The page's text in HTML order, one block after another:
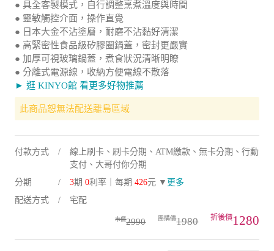
● 具全客製模式，自行調整烹煮溫度與時間
● 靈敏觸控介面，操作直覺
● 日本大金不沾塗層，耐磨不沾黏好清潔
● 高緊密性食品級矽膠圈鍋蓋，密封更嚴實
● 加厚可視玻璃鍋蓋，煮食狀況清晰明瞭
● 分離式電源線，收納方便電線不散落
► 逛 KINYO館 看更多好物推薦
此商品恕無法配送離島區域
付款方式
線上刷卡、刷卡分期、ATM繳款、無卡分期、行動
支付、大哥付你分期
分期
3期 0利率｜每期 426元 ▼ 更多
配送方式
宅配
2990 1980 1280